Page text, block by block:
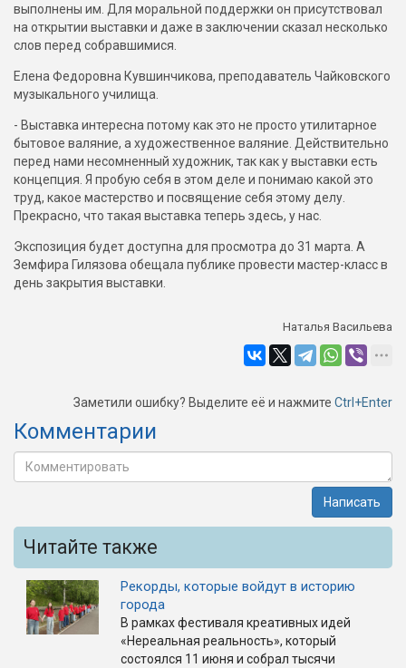
выполнены им. Для моральной поддержки он присутствовал
на открытии выставки и даже в заключении сказал несколько
слов перед собравшимися.
Елена Федоровна Кувшинчикова, преподаватель Чайковского
музыкального училища.
- Выставка интересна потому как это не просто утилитарное
бытовое валяние, а художественное валяние. Действительно
перед нами несомненный художник, так как у выставки есть
концепция. Я пробую себя в этом деле и понимаю какой это
труд, какое мастерство и посвящение себя этому делу.
Прекрасно, что такая выставка теперь здесь, у нас.
Экспозиция будет доступна для просмотра до 31 марта. А
Земфира Гилязова обещала публике провести мастер-класс в
день закрытия выставки.
Наталья Васильева
Заметили ошибку? Выделите её и нажмите Ctrl+Enter
Комментарии
Написать
Читайте также
Рекорды, которые войдут в историю
города
В рамках фестиваля креативных идей
«Нереальная реальность», который
состоялся 11 июня и собрал тысячи